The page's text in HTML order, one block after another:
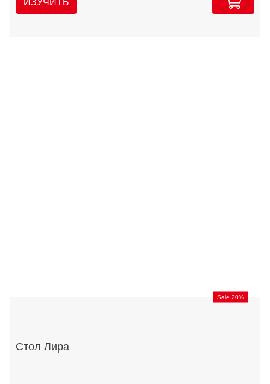
Sale 20%
Стол Лира